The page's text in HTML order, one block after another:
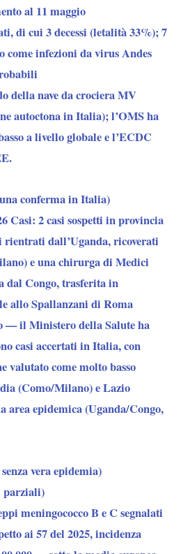
al 11 maggio
di cui 3 decessi (letalità 33%); 7
infezioni da virus Andes
della nave da crociera MV
autoctona in Italia); l’OMS ha
a livello globale e l’ECDC
conferma in Italia)
Casi: 2 casi sospetti in provincia
rientrati dall’Uganda, ricoverati
e una chirurga di Medici
dal Congo, trasferita in
allo Spallanzani di Roma
— il Ministero della Salute ha
casi accertati in Italia, con
valutato come molto basso
(Como/Milano) e Lazio
area epidemica (Uganda/Congo,
vera epidemia)
parziali)
meningococco B e C segnalati
ai 57 del 2025, incidenza